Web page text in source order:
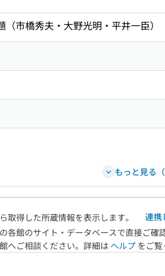
ードで目次内を検索
市橋秀夫・大野光明・平井一臣）
もっと見る（
得した所蔵情報を表示します。
連携
各館のサイト・データベースで直接ご
へご相談ください。詳細は ヘルプ をご覧